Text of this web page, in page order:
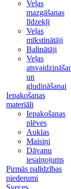
Veļas
mazgāšanas
līdzekļi
Veļas
mīkstinātāji
Balinātāji
Veļas
un
gludināšanai
Iepakošanas
materiāli
Iepakošanas
plēves
Auklas
Maisiņi
Dāvanu
iesaiņojums
Pirmās palīdzības
piederumi
Sveces